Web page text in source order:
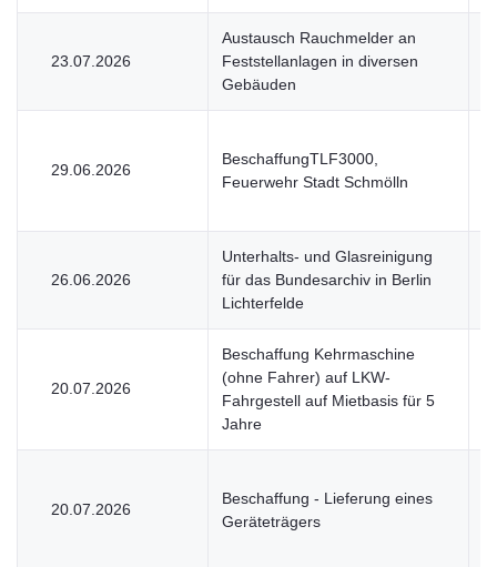
23.07.2026
Austausch Rauchmelder an
Feststellanlagen in diversen
Gebäuden
29.06.2026
BeschaffungTLF3000,
Feuerwehr Stadt Schmölln
26.06.2026
Unterhalts- und Glasreinigung
für das Bundesarchiv in Berlin
Lichterfelde
20.07.2026
Beschaffung Kehrmaschine
(ohne Fahrer) auf LKW-
Fahrgestell auf Mietbasis für 5
Jahre
20.07.2026
Beschaffung - Lieferung eines
Geräteträgers